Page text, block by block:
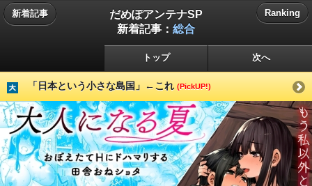
新着記事
だめぽアンテナSP
新着記事： 総合
Ranking
トップ 次へ
「日本という小さな島国」←これ (PickUP!)